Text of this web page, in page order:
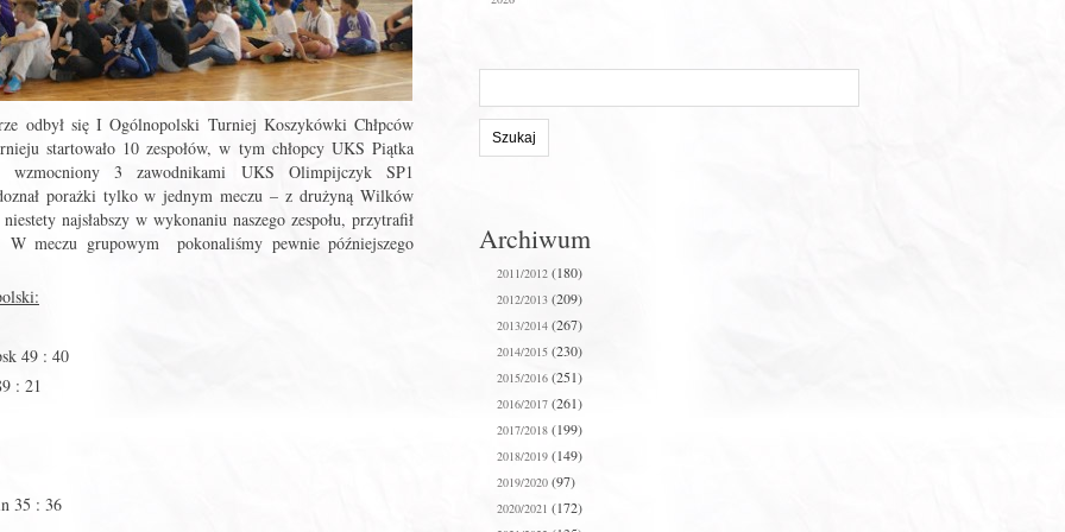
odbył się I Ogólnopolski Turniej Koszykówki Chłpców
startowało 10 zespołów, w tym chłopcy UKS Piątka
wzmocniony 3 zawodnikami UKS Olimpijczyk SP1
porażki tylko w jednym meczu – z drużyną Wilków
najsłabszy w wykonaniu naszego zespołu, przytrafił
meczu grupowym pokonaliśmy pewnie późniejszego
49 : 40
: 21
35 : 36
stronie:
Archiwum
2011/2012 (180)
2012/2013 (209)
2013/2014 (267)
2014/2015 (230)
2015/2016 (251)
2016/2017 (261)
2017/2018 (199)
2018/2019 (149)
2019/2020 (97)
2020/2021 (172)